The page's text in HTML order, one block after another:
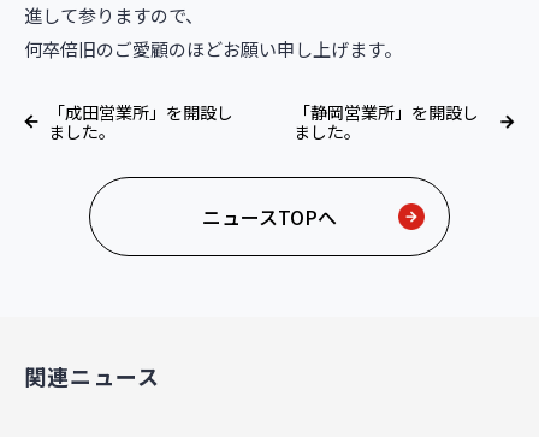
進して参りますので、
何卒倍旧のご愛顧のほどお願い申し上げます。
「成田営業所」を開設し
ました。
「静岡営業所」を開設し
ました。
ニュースTOPへ
関連ニュース